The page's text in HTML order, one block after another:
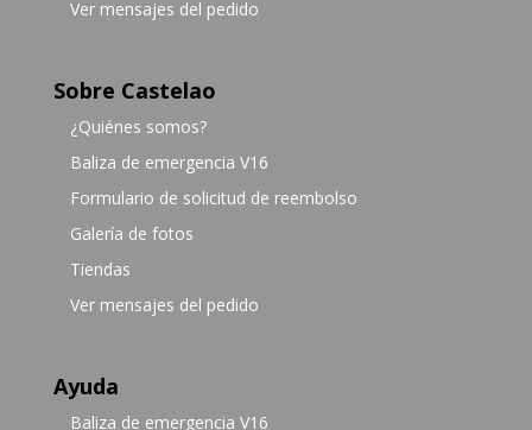
Ver mensajes del pedido
Sobre Castelao
¿Quiénes somos?
Baliza de emergencia V16
Formulario de solicitud de reembolso
Galería de fotos
Tiendas
Ver mensajes del pedido
Ayuda
Baliza de emergencia V16